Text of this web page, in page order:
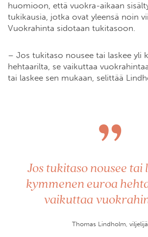
huomioon, että vuokra-aikaan
tukikausia, jotka ovat yleensä noin
Vuokrahinta sidotaan tukitasoon.
– Jos tukitaso nousee tai laskee yli
hehtaarilta, se vaikuttaa
tai laskee sen mukaan, selittää
”
Jos tukitaso nousee tai
kymmenen euroa
vaikuttaa
Thomas Lindholm, viljelijä